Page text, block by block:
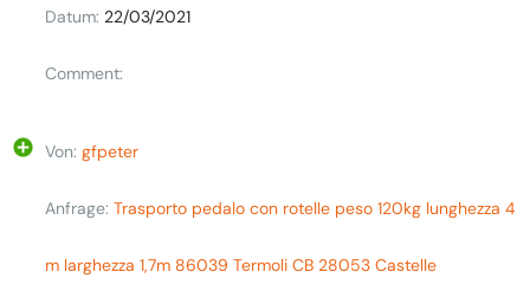
Datum: 22/03/2021
Comment:
Von: gfpeter
Anfrage: Trasporto pedalo con rotelle peso 120kg lunghezza 4
m larghezza 1,7m 86039 Termoli CB 28053 Castelle